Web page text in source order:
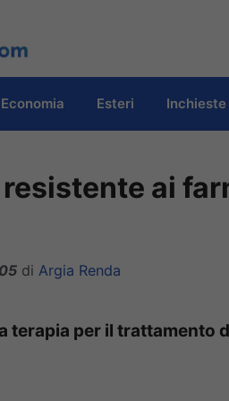
Economia Esteri Inchieste
ai
di Argia Renda
terapia per il